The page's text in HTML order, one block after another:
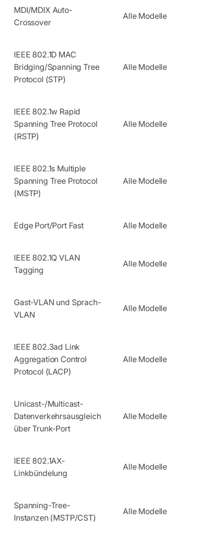
MDI/MDIX Auto-
Crossover
Alle Modelle
IEEE 802.1D MAC
Bridging/Spanning Tree
Protocol (STP)
Alle Modelle
IEEE 802.1w Rapid
Spanning Tree Protocol
(RSTP)
Alle Modelle
IEEE 802.1s Multiple
Spanning Tree Protocol
(MSTP)
Alle Modelle
Edge Port/Port Fast Alle Modelle
IEEE 802.1Q VLAN
Tagging
Alle Modelle
Gast-VLAN und Sprach-
VLAN
Alle Modelle
IEEE 802.3ad Link
Aggregation Control
Protocol (LACP)
Alle Modelle
Unicast-/Multicast-
Datenverkehrsausgleich
über Trunk-Port
Alle Modelle
IEEE 802.1AX-
Linkbündelung
Alle Modelle
Spanning-Tree-
Instanzen (MSTP/CST)
Alle Modelle